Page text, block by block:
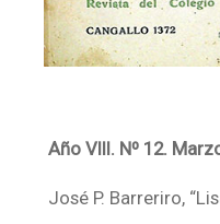
Año VIII. Nº 12.
José P. Barreriro,